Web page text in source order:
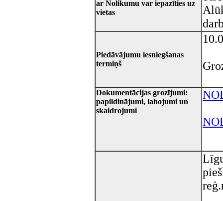
ar Nolikumu var iepazīties uz
vietas
Piedāvājumu iesniegšanas
termiņš
Dokumentācijas grozījumi:
papildinājumi, labojumi un
skaidrojumi